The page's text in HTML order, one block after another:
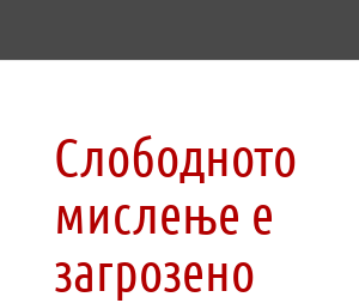
Слободното
мислење е
загрозено